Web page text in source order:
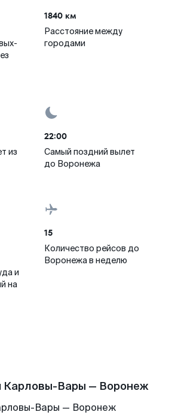
1840 км
Расстояние между
городами
из
22:00
Самый поздний вылет
до Воронежа
и
на
15
Количество рейсов до
Воронежа в неделю
Карловы-Вары — Воронеж
Вары — Воронеж